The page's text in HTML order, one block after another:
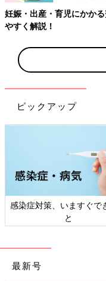
ずつ離乳食を食べられ
た。
「無菌室から一般病棟
た点滴の管が1本ずつ抜
り、そうするうちに病
そして、2025年2月、美
家族が待つ台湾へ戻り
と、夫と花束を持った
選んでくれたんだそう
暮らせる喜びを感じまし
付き添う親の大き
クドナルド・ハウス
妊娠・出産・育児にかか
やすく解説！
ピックアップ
感染症対策、いますぐで
と
最新号